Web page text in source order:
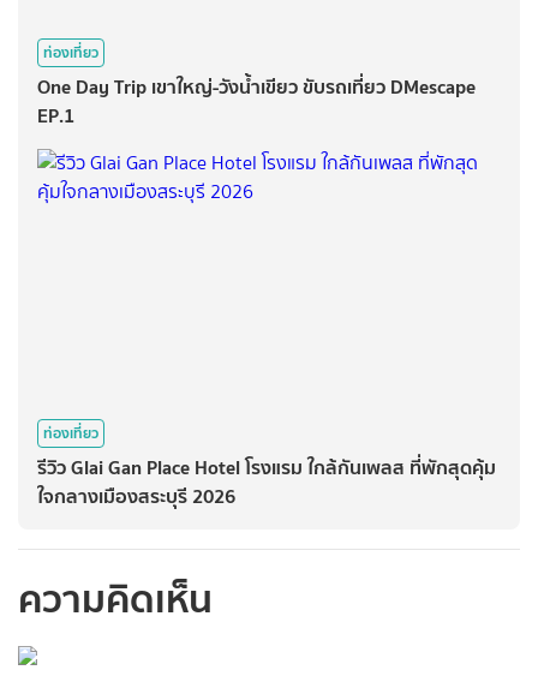
ท่องเที่ยว
One Day Trip เขาใหญ่-วังน้ำเขียว ขับรถเที่ยว DMescape
EP.1
ท่องเที่ยว
รีวิว Glai Gan Place Hotel โรงแรม ใกล้กันเพลส ที่พักสุดคุ้ม
ใจกลางเมืองสระบุรี 2026
ความคิดเห็น